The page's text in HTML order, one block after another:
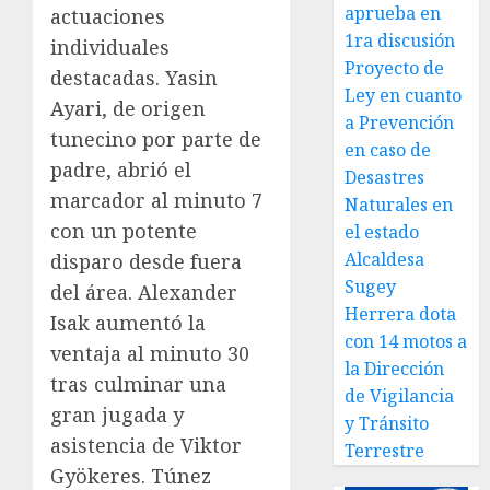
actuaciones
individuales
destacadas. Yasin
Ayari, de origen
tunecino por parte de
padre, abrió el
marcador al minuto 7
con un potente
disparo desde fuera
del área. Alexander
Isak aumentó la
ventaja al minuto 30
tras culminar una
gran jugada y
asistencia de Viktor
Gyökeres. Túnez
aprueba en
1ra discusión
Proyecto de
Ley en cuanto
a Prevención
en caso de
Desastres
Naturales en
el estado
Alcaldesa
Sugey
Herrera dota
con 14 motos a
la Dirección
de Vigilancia
y Tránsito
Terrestre